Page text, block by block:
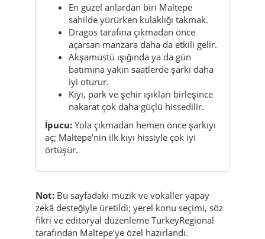
En güzel anlardan biri Maltepe
sahilde yürürken kulaklığı takmak.
Dragos tarafına çıkmadan önce
açarsan manzara daha da etkili gelir.
Akşamüstü ışığında ya da gün
batımına yakın saatlerde şarkı daha
iyi oturur.
Kıyı, park ve şehir ışıkları birleşince
nakarat çok daha güçlü hissedilir.
İpucu: Yola çıkmadan hemen önce şarkıyı
aç; Maltepe’nin ilk kıyı hissiyle çok iyi
örtüşür.
Not: Bu sayfadaki müzik ve vokaller yapay
zekâ desteğiyle üretildi; yerel konu seçimi, söz
fikri ve editoryal düzenleme TurkeyRegional
tarafından Maltepe’ye özel hazırlandı.